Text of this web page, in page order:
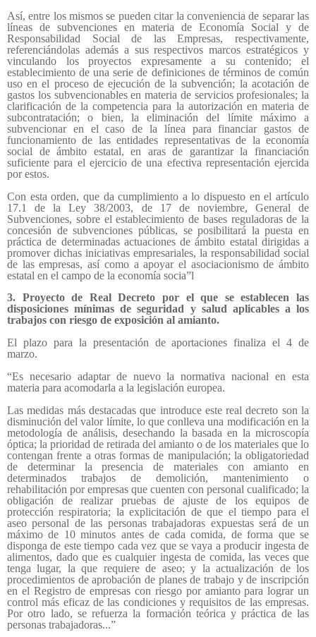
Así, entre los mismos se pueden citar la conveniencia de separar las
líneas de subvenciones en materia de Economía Social y de
Responsabilidad Social de las Empresas, respectivamente,
referenciándolas además a sus respectivos marcos estratégicos y
vinculando los proyectos expresamente a su contenido; el
establecimiento de una serie de definiciones de términos de común
uso en el proceso de ejecución de la subvención; la acotación de
gastos los subvencionables en materia de servicios profesionales; la
clarificación de la competencia para la autorización en materia de
subcontratación; o bien, la eliminación del límite máximo a
subvencionar en el caso de la línea para financiar gastos de
funcionamiento de las entidades representativas de la economía
social de ámbito estatal, en aras de garantizar la financiación
suficiente para el ejercicio de una efectiva representación ejercida
por estos.
Con esta orden, que da cumplimiento a lo dispuesto en el artículo
17.1 de la Ley 38/2003, de 17 de noviembre, General de
Subvenciones, sobre el establecimiento de bases reguladoras de la
concesión de subvenciones públicas, se posibilitará la puesta en
práctica de determinadas actuaciones de ámbito estatal dirigidas a
promover dichas iniciativas empresariales, la responsabilidad social
de las empresas, así como a apoyar el asociacionismo de ámbito
estatal en el campo de la economía socia”l
3. Proyecto de Real Decreto por el que se establecen las
disposiciones mínimas de seguridad y salud aplicables a los
trabajos con riesgo de exposición al amianto.
El plazo para la presentación de aportaciones finaliza el 4 de
marzo.
“Es necesario adaptar de nuevo la normativa nacional en esta
materia para acomodarla a la legislación europea.
Las medidas más destacadas que introduce este real decreto son la
disminución del valor límite, lo que conlleva una modificación en la
metodología de análisis, desechando la basada en la microscopía
óptica; la prioridad de retirada del amianto o de los materiales que lo
contengan frente a otras formas de manipulación; la obligatoriedad
de determinar la presencia de materiales con amianto en
determinados trabajos de demolición, mantenimiento o
rehabilitación por empresas que cuenten con personal cualificado; la
obligación de realizar pruebas de ajuste de los equipos de
protección respiratoria; la explicitación de que el tiempo para el
aseo personal de las personas trabajadoras expuestas será de un
máximo de 10 minutos antes de cada comida, de forma que se
disponga de este tiempo cada vez que se vaya a producir ingesta de
alimentos, dado que es cualquier ingesta de comida, las veces que
tenga lugar, la que requiere de aseo; y la actualización de los
procedimientos de aprobación de planes de trabajo y de inscripción
en el Registro de empresas con riesgo por amianto para lograr un
control más eficaz de las condiciones y requisitos de las empresas.
Por otro lado, se refuerza la formación teórica y práctica de las
personas trabajadoras...”